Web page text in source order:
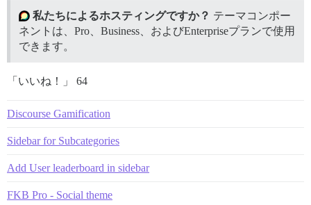
私たちによるホスティングですか？ テーマコンポー
ネントは、Pro、Business、およびEnterpriseプランで使用
できます。
「いいね！」 64
Discourse Gamification
Sidebar for Subcategories
Add User leaderboard in sidebar
FKB Pro - Social theme